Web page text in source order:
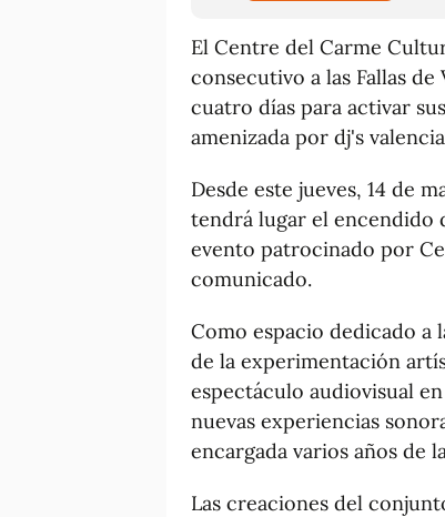
El Centre del Carme
consecutivo a las Fallas
cuatro días para activar
amenizada por dj's
Desde este jueves, 14 de
tendrá lugar el encendido
evento patrocinado por
comunicado.
Como espacio dedicado a
de la experimentación
espectáculo audiovisual
nuevas experiencias
encargada varios años de
Las creaciones del